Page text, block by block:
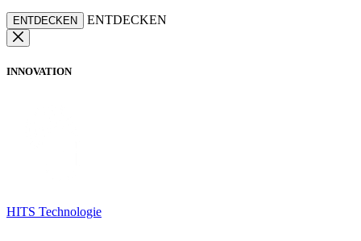
ENTDECKEN ENTDECKEN
INNOVATION
HITS Technologie